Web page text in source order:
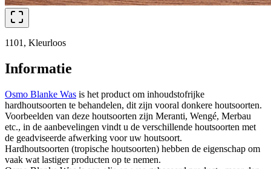
1101, Kleurloos
Informatie
Osmo Blanke Was is het product om inhoudstofrijke
hardhoutsoorten te behandelen, dit zijn vooral donkere houtsoorten.
Voorbeelden van deze houtsoorten zijn Meranti, Wengé, Merbau
etc., in de aanbevelingen vindt u de verschillende houtsoorten met
de geadviseerde afwerking voor uw houtsoort.
Hardhoutsoorten (tropische houtsoorten) hebben de eigenschap om
vaak wat lastiger producten op te nemen.